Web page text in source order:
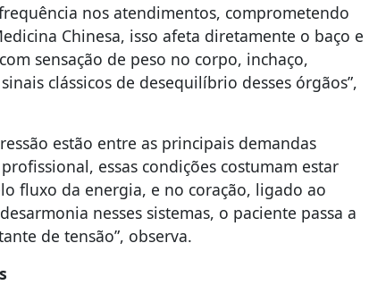
nos atendimentos, comprometendo
Chinesa, isso afeta diretamente o baço e
sensação de peso no corpo, inchaço,
clássicos de desequilíbrio desses órgãos”,
estão entre as principais demandas
essas condições costumam estar
fluxo da energia, e no coração, ligado ao
nesses sistemas, o paciente passa a
de tensão”, observa.